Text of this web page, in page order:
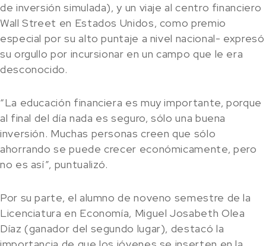
de inversión simulada), y un viaje al centro financiero
Wall Street en Estados Unidos, como premio
especial por su alto puntaje a nivel nacional- expresó
su orgullo por incursionar en un campo que le era
desconocido.
“La educación financiera es muy importante, porque
al final del día nada es seguro, sólo una buena
inversión. Muchas personas creen que sólo
ahorrando se puede crecer económicamente, pero
no es así”, puntualizó.
Por su parte, el alumno de noveno semestre de la
Licenciatura en Economía, Miguel Josabeth Olea
Díaz (ganador del segundo lugar), destacó la